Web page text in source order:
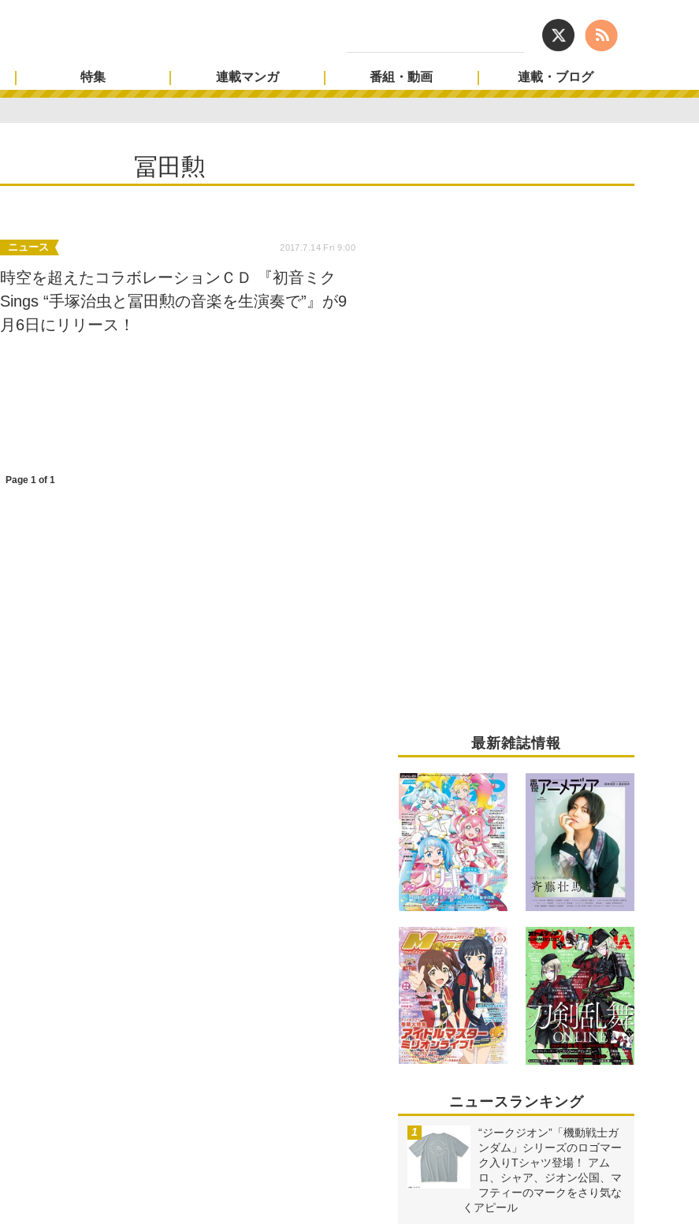
特集 連載マンガ 番組・動画 連載・ブログ
冨田勲
ニュース 2017.7.14 Fri 9:00
時空を超えたコラボレーションＣＤ 『初音ミク
Sings “手塚治虫と冨田勲の音楽を生演奏で”』が9
月6日にリリース！
Page 1 of 1
最新雑誌情報
ニュースランキング
“ジークジオン”「機動戦士ガ
ンダム」シリーズのロゴマー
ク入りTシャツ登場！ アム
ロ、シャア、ジオン公国、マ
フティーのマークをさり気な
くアピール